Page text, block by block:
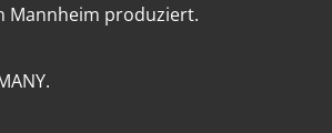
Mannheim produziert.